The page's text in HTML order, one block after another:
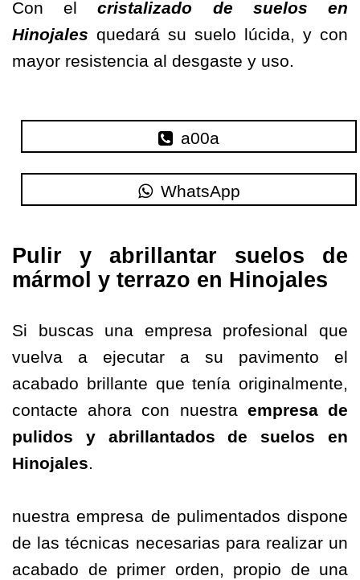
Con elcristalizado de suelos en
Hinojales quedará su suelo lúcida, y con
mayor resistencia al desgaste y uso.
a00a
WhatsApp
Pulir y abrillantar suelos de
mármol y terrazo en Hinojales
Si buscas una empresa profesional que
vuelva a ejecutar a su pavimento el
acabado brillante que tenía originalmente,
contacte ahora con nuestra empresa de
pulidos
y abrillantados de suelos en
Hinojales.
nuestra empresa de pulimentados dispone
de las técnicas necesarias para realizar un
acabado de primer orden, propio de una